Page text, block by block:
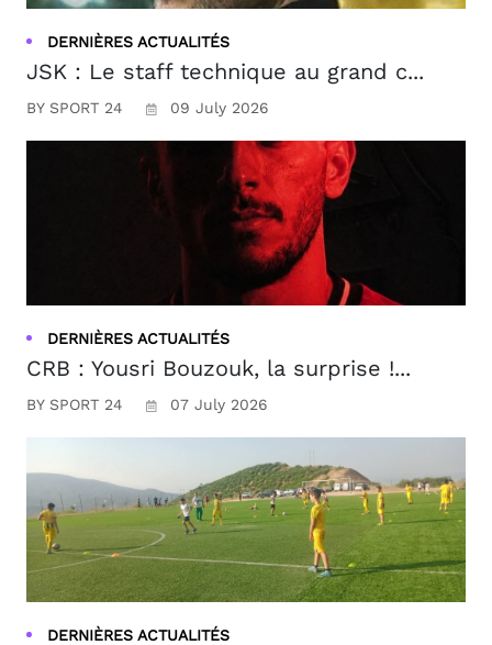
DERNIÈRES ACTUALITÉS
JSK : Le staff technique au grand c...
BY SPORT 24 09 July 2026
DERNIÈRES ACTUALITÉS
CRB : Yousri Bouzouk, la surprise !...
BY SPORT 24 07 July 2026
DERNIÈRES ACTUALITÉS